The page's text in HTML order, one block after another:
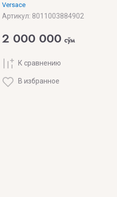
Versace
Артикул: 8011003884902
2 000 000 сўм
К сравнению
В избранное